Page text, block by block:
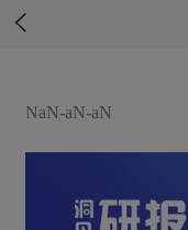

NaN-aN-aN